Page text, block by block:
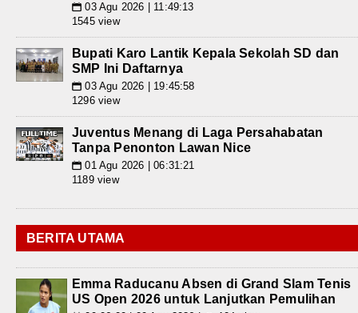
📅 03 Agu 2026 | 11:49:13
1545 view
Bupati Karo Lantik Kepala Sekolah SD dan
SMP Ini Daftarnya
📅 03 Agu 2026 | 19:45:58
1296 view
Juventus Menang di Laga Persahabatan
Tanpa Penonton Lawan Nice
📅 01 Agu 2026 | 06:31:21
1189 view
BERITA UTAMA
Emma Raducanu Absen di Grand Slam Tenis
US Open 2026 untuk Lanjutkan Pemulihan